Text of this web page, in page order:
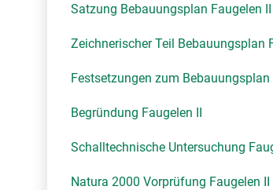
Satzung Bebauungsplan Faugelen II
Zeichnerischer Teil Bebauungsplan
Festsetzungen zum Bebauungsplan
Begründung Faugelen II
Schalltechnische Untersuchung
Natura 2000 Vorprüfung Faugelen II